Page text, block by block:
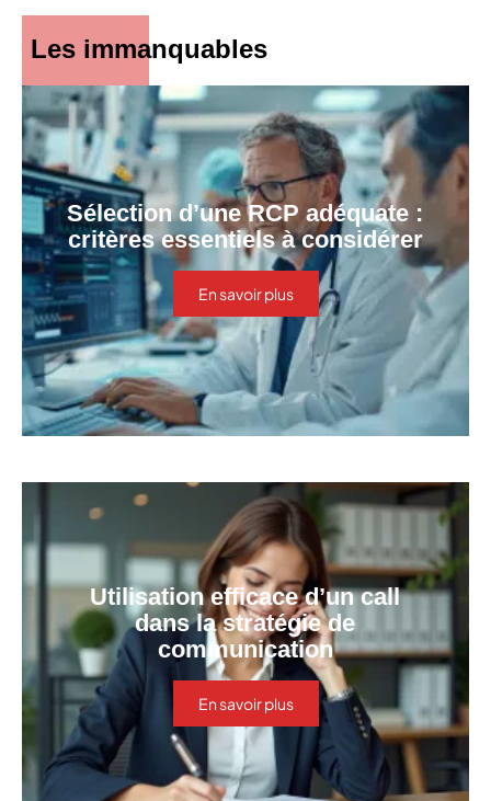
Les immanquables
Sélection d’une RCP adéquate :
critères essentiels à considérer
En savoir plus
Utilisation efficace d’un call
dans la stratégie de
communication
En savoir plus